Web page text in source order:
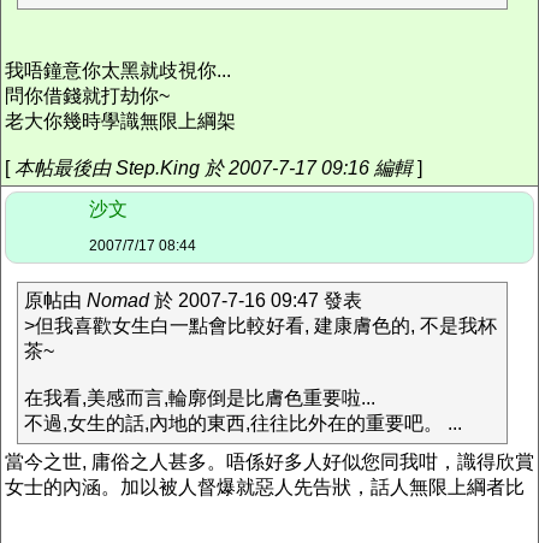
我唔鐘意你太黑就歧視你...
問你借錢就打劫你~
老大你幾時學識無限上綱架
[本帖最後由 Step.King 於 2007-7-17 09:16 編輯]
沙文
2007/7/17 08:44
原帖由 Nomad於 2007-7-16 09:47 發表
>但我喜歡女生白一點會比較好看, 建康膚色的, 不是我杯
茶~
在我看,美感而言,輪廓倒是比膚色重要啦...
不過,女生的話,內地的東西,往往比外在的重要吧。 ...
當今之世, 庸俗之人甚多。唔係好多人好似您同我咁，識得欣賞
女士的內涵。加以被人督爆就惡人先告狀，話人無限上綱者比